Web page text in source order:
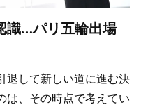
識…パリ五輪出場
退して新しい道に進む決
は、その時点で考えてい